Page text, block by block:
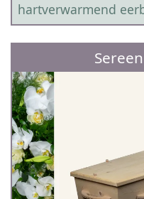
hartverwarmend